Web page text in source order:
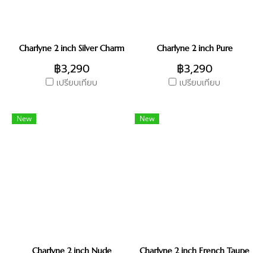
Charlyne 2 inch Silver Charm
฿3,290
เปรียบเทียบ
Charlyne 2 inch Pure
฿3,290
เปรียบเทียบ
New
Charlyne 2 inch Nude
New
Charlyne 2 inch French Taupe